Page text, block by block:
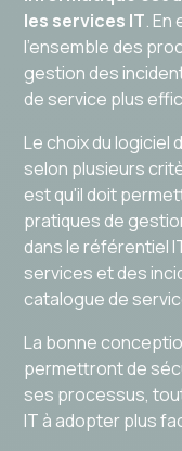
les services IT.
l'ensemble des
gestion des
de service plus
Le choix du
selon plusieurs
est qu'il doit
pratiques de
dans le référentiel
services et des
catalogue de
La bonne
permettront de
ses processus,
IT à adopter plus